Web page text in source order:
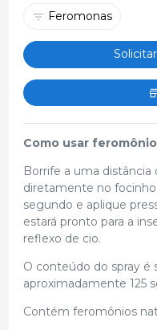
Feromonas
Como usar
Borrife a uma
diretamente no
segundo e aplique
estará pronto para a
reflexo de cio.
O conteúdo do spray é
aproximadamente 125
Contém feromônios